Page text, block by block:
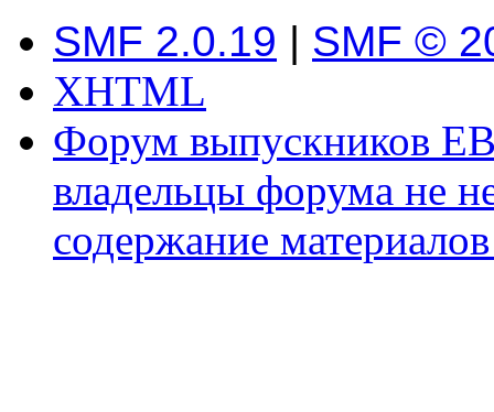
SMF 2.0.19 | SMF ©
XHTML
Форум выпускников
владельцы форума не
содержание